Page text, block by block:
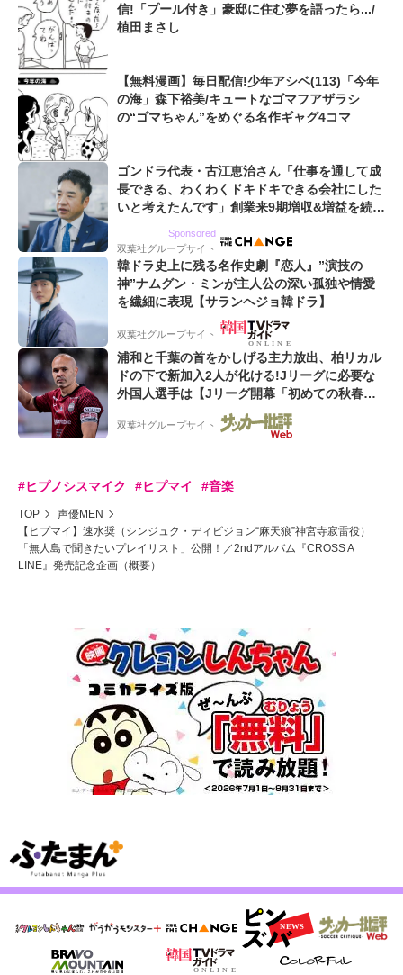
信!「プール付き」豪邸に住む夢を語ったら.../
植田まさし
【無料漫画】毎日配信!少年アシベ(113)「今年
の海」森下裕美/キュートなゴマフアザラシ
の“ゴマちゃん”をめぐる名作ギャグ4コマ
ゴンドラ代表・古江恵治さん「仕事を通して成
長できる、わくわくドキドキできる会社にした
いと考えたんです」創業来9期増収&増益を続け
Sponsored
双葉社グループサイト
韓ドラ史上に残る名作史劇『恋人』”演技の
神”ナムグン・ミンが主人公の深い孤独や情愛
を繊細に表現【サランヘジョ韓ドラ】
双葉社グループサイト
浦和と千葉の首をかしげる主力放出、柏リカル
ドの下で新加入2人が化ける!Jリーグに必要な
外国人選手は【Jリーグ開幕「初めての秋春
双葉社グループサイト
#ヒプノシスマイク #ヒプマイ #音楽
TOP
声優MEN
【ヒプマイ】速水奨（シンジュク・ディビジョン“麻天狼”神宮寺寂雷役）
「無人島で聞きたいプレイリスト」公開！／2ndアルバム『CROSS A
LINE』発売記念企画（概要）